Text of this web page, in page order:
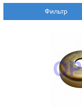
Фильтр